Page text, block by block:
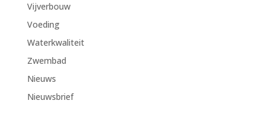
Vijverbouw
Voeding
Waterkwaliteit
Zwembad
Nieuws
Nieuwsbrief